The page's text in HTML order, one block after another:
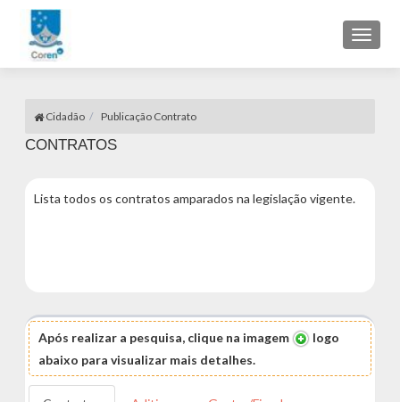
Toggle
Cidadão Publicação Contrato
CONTRATOS
Lista todos os contratos amparados na legislação vigente.
Após realizar a pesquisa, clique na imagem
logo
abaixo para visualizar mais detalhes.